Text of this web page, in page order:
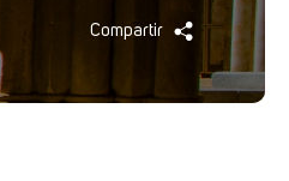
Compartir